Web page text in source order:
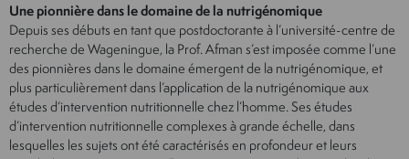
Une pionnière dans le domaine de la nutrigénomique
Depuis ses débuts en tant que postdoctorante à l’université-centre de
recherche de Wageningue, la Prof. Afman s’est imposée comme l’une
des pionnières dans le domaine émergent de la nutrigénomique, et
plus particulièrement dans l’application de la nutrigénomique aux
études d’intervention nutritionnelle chez l’homme. Ses études
d’intervention nutritionnelle complexes à grande échelle, dans
lesquelles les sujets ont été caractérisés en profondeur et leurs